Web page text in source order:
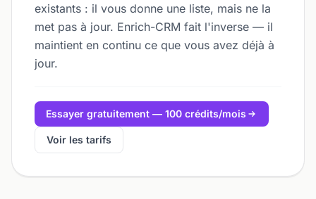
existants : il vous donne une liste, mais ne la
met pas à jour. Enrich-CRM fait l'inverse — il
maintient en continu ce que vous avez déjà à
jour.
Essayer gratuitement — 100 crédits/mois
Voir les tarifs